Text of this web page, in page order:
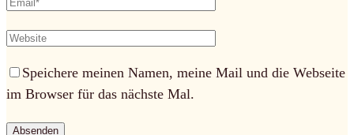
Speichere meinen Namen, meine Mail und die Webseite
im Browser für das nächste Mal.